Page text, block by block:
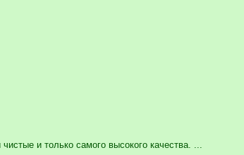
и только самого высокого качества. ...